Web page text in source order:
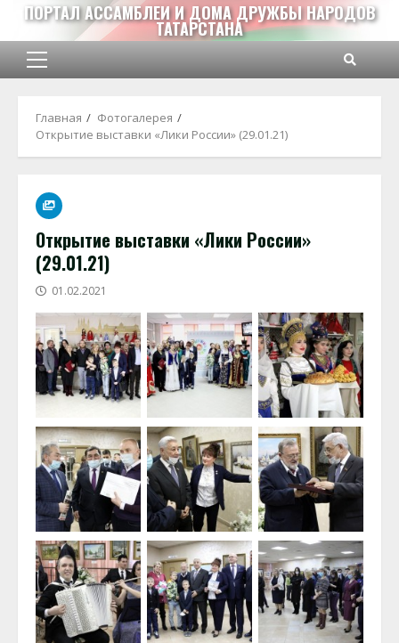
Перейти
содержимому
ПОРТАЛ АССАМБЛЕИ И ДОМА ДРУЖБЫ НАРОДОВ
ТАТАРСТАНА
Основное
Главная
Фотогалерея
Открытие выставки «Лики России» (29.01.21)
Открытие выставки «Лики России»
(29.01.21)
01.02.2021